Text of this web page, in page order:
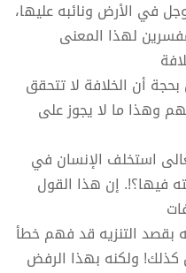
ﻓﻲ اﻷرض وﻧﺎﺋﺒﻪ ﻋﻠﯿﮫﺎ،
ﻟﮫﺬا اﻟﻤﻌﻨﻰ
أن اﻟﺨﻼﻓﺔ ﻻ ﺗﺘﺤﻘﻖ
وھﺬا ﻣﺎ ﻻ ﻳﺠﻮز ﻋﻠﻰ
اﺳﺘﺨﻠﻒ اﻹﻧﺴﺎن ﻓﻲ
ﻓﯿﮫﺎ؟!. إن ھﺬا اﻟﻘﻮل
ﺑﻘﺼﺪ اﻟﺘﻨﺰﻳﻪ ﻗﺪ ﻓﮫﻢ ﺧﻄﺄ
ﻛﺬﻟﻚ! وﻟﻜﻨﻪ ﺑﮫﺬا اﻟﺮﻓﺾ